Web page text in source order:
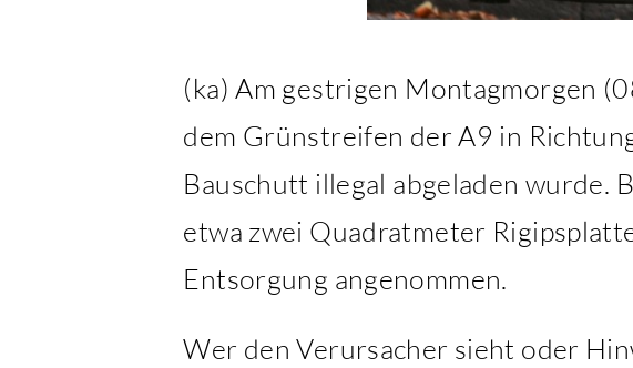
(ka) Am gestrigen Montagmorgen
dem Grünstreifen der A9 in
Bauschutt illegal abgeladen wurde.
etwa zwei Quadratmeter
Entsorgung angenommen.
Wer den Verursacher sieht oder